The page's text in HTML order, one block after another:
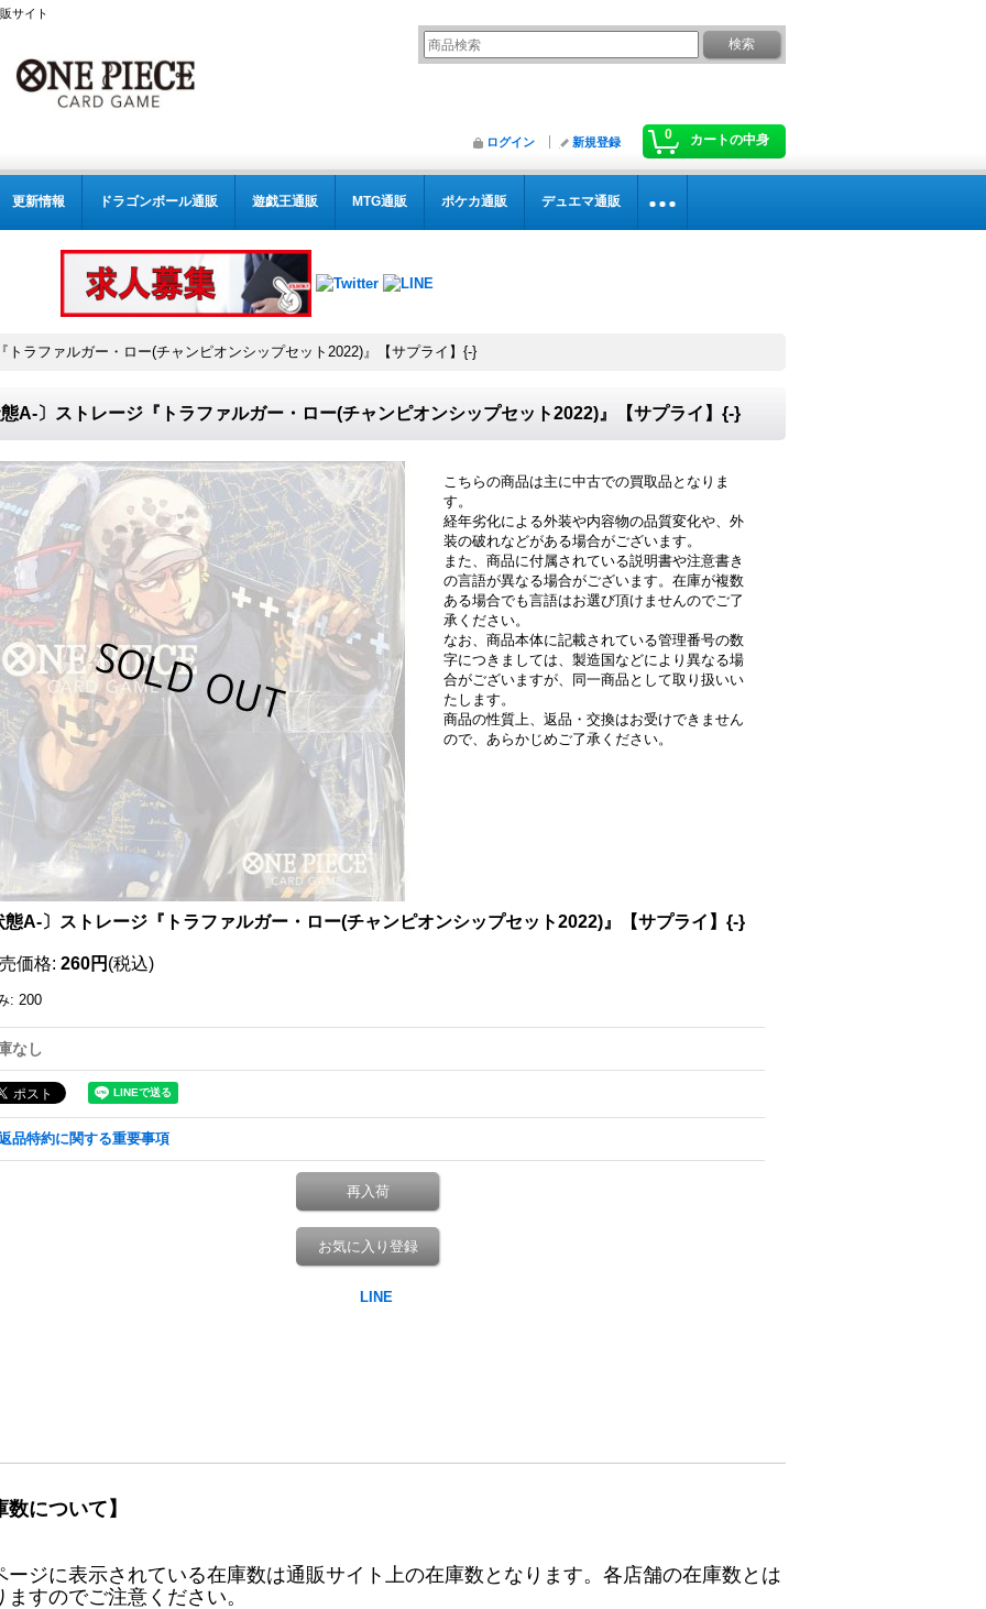
サイト
0 カートの中身
ログイン 新規登録
更新情報 ドラゴンボール通販 遊戯王通販 MTG通販 ポケカ通販 デュエマ通販
トラファルガー・ロー(チャンピオンシップセット2022)』【サプライ】{-}
A-〕ストレージ『トラファルガー・ロー(チャンピオンシップセット2022)』【サプライ】{-}
こちらの商品は主に中古での買取品となりま
す。
経年劣化による外装や内容物の品質変化や、外
装の破れなどがある場合がございます。
また、商品に付属されている説明書や注意書き
の言語が異なる場合がございます。在庫が複数
ある場合でも言語はお選び頂けませんのでご了
承ください。
なお、商品本体に記載されている管理番号の数
字につきましては、製造国などにより異なる場
合がございますが、同一商品として取り扱いい
たします。
商品の性質上、返品・交換はお受けできません
ので、あらかじめご了承ください。
態A-〕ストレージ『トラファルガー・ロー(チャンピオンシップセット2022)』【サプライ】{-}
価格: 260円 (税込)
: 200
なし
品特約に関する重要事項
再入荷
お気に入り登録
数について】
ージに表示されている在庫数は通販サイト上の在庫数となります。各店舗の在庫数とは
ますのでご注意ください。